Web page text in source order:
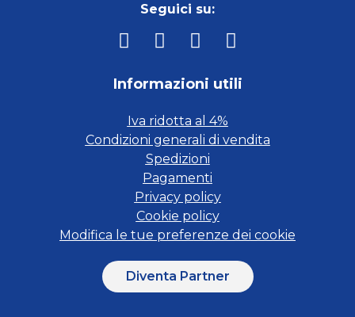
Seguici su:
Informazioni utili
Iva ridotta al 4%
Condizioni generali di vendita
Spedizioni
Pagamenti
Privacy policy
Cookie policy
Modifica le tue preferenze dei cookie
Diventa Partner